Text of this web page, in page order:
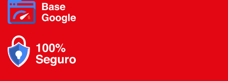
queimar os dedos ao manusear
os copos. Xícara para Café com
gosta de servir bem e oferecer o
melhor a seus convidados, sem
abrir mão do estilo e elegância!